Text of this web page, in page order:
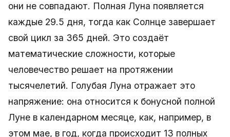
они не совпадают. Полная Луна появляется
каждые 29.5 дня, тогда как Солнце завершает
свой цикл за 365 дней. Это создаёт
математические сложности, которые
человечество решает на протяжении
тысячелетий. Голубая Луна отражает это
напряжение: она относится к бонусной полной
Луне в календарном месяце, как, например, в
этом мае, в год, когда происходит 13 полных